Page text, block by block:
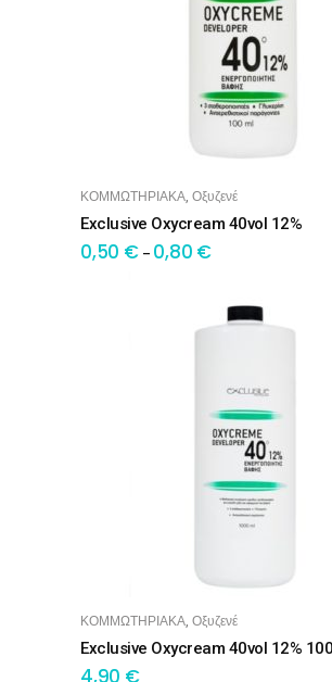
OPTIONS
ΚΟΜΜΩΤΗΡΙΑΚΑ, Οξυζενέ
Exclusive Oxycream 40vol 12%
0,50 €– 0,80 €
ΠΡΟΣΘΉΚΗ ΣΤΟ ΚΑΛΆΘΙ
ΚΟΜΜΩΤΗΡΙΑΚΑ, Οξυζενέ
Exclusive Oxycream 40vol 12%
4,90 €